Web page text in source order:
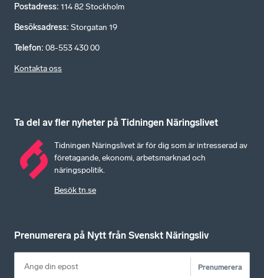
Postadress: 114 82 Stockholm
Besöksadress: Storgatan 19
Telefon: 08-553 430 00
Kontakta oss
Ta del av fler nyheter på Tidningen Näringslivet
Tidningen Näringslivet är för dig som är intresserad av
företagande, ekonomi, arbetsmarknad och
näringspolitik.
Besök tn.se
Prenumerera på Nytt från Svenskt Näringsliv
Prenumerera